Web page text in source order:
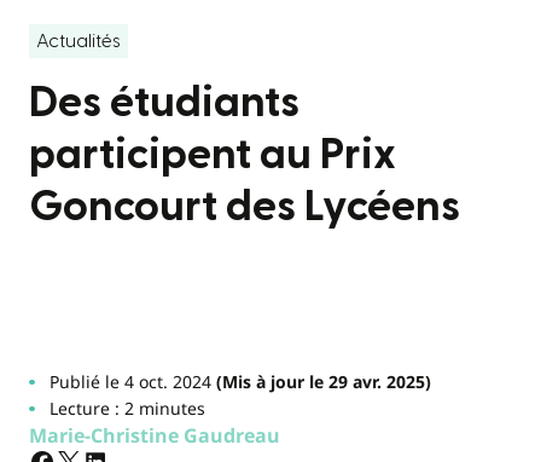
Actualités
Des étudiants
participent au Prix
Goncourt des Lycéens
Publié le 4 oct. 2024(Mis à jour le 29 avr. 2025)
Lecture : 2 minutes
Marie-Christine Gaudreau